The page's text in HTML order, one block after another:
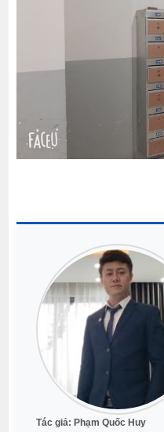
Tác giả: Phạm Quốc Huy